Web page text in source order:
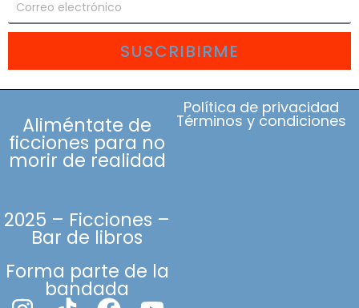
SUSCRIBIRME
Aliméntate de
ficciones para no
morir de realidad
2025 – Ficciones –
Bar de libros
Forma parte de la
bandada
Política de privacidad
Términos y condiciones